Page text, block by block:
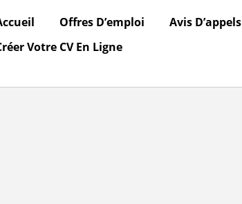
Offres D’emploi Avis
Votre CV En Ligne